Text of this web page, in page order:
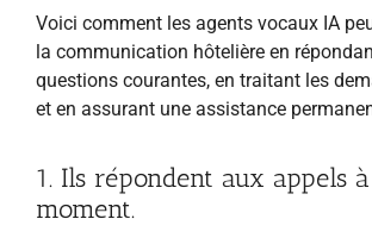
Voici comment les agents vocaux IA
la communication hôtelière en
questions courantes, en traitant les
et en assurant une assistance
1. Ils répondent aux appels
moment.